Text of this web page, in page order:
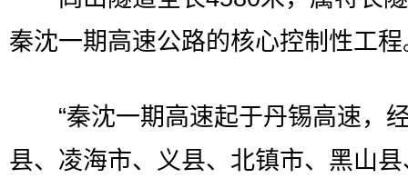
秦沈一期高速公路的核心控制性工程
“秦沈一期高速起于丹锡高速，
县、凌海市、义县、北镇市、黑山